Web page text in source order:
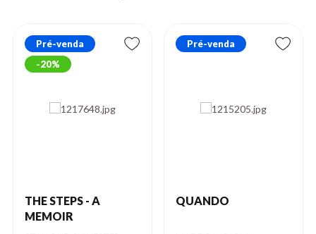
Pré-venda
20%
THE STEPS - A
MEMOIR
Pré-venda
QUANDO